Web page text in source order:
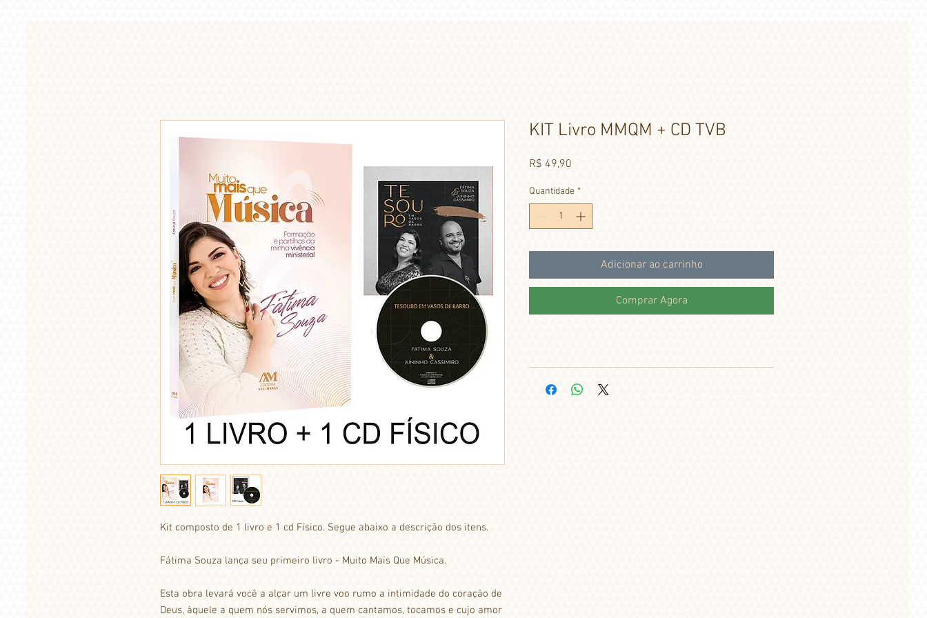
Kit composto de 1 livro e 1 cd Físico. Segue abaixo a descrição dos itens.
Fátima Souza lança seu primeiro livro - Muito Mais Que Música.
Esta obra levará você a alçar um livre voo rumo a intimidade do coração de
Deus, àquele a quem nós servimos, a quem cantamos, tocamos e cujo amor
KIT Livro MMQM + CD TVB
R$ 49,90
Quantidade *
Adicionar ao carrinho
Comprar Agora